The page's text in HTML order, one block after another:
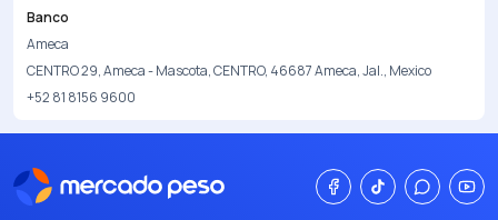
Banco
Ameca
CENTRO 29, Ameca - Mascota, CENTRO, 46687 Ameca, Jal., Mexico
+52 81 8156 9600